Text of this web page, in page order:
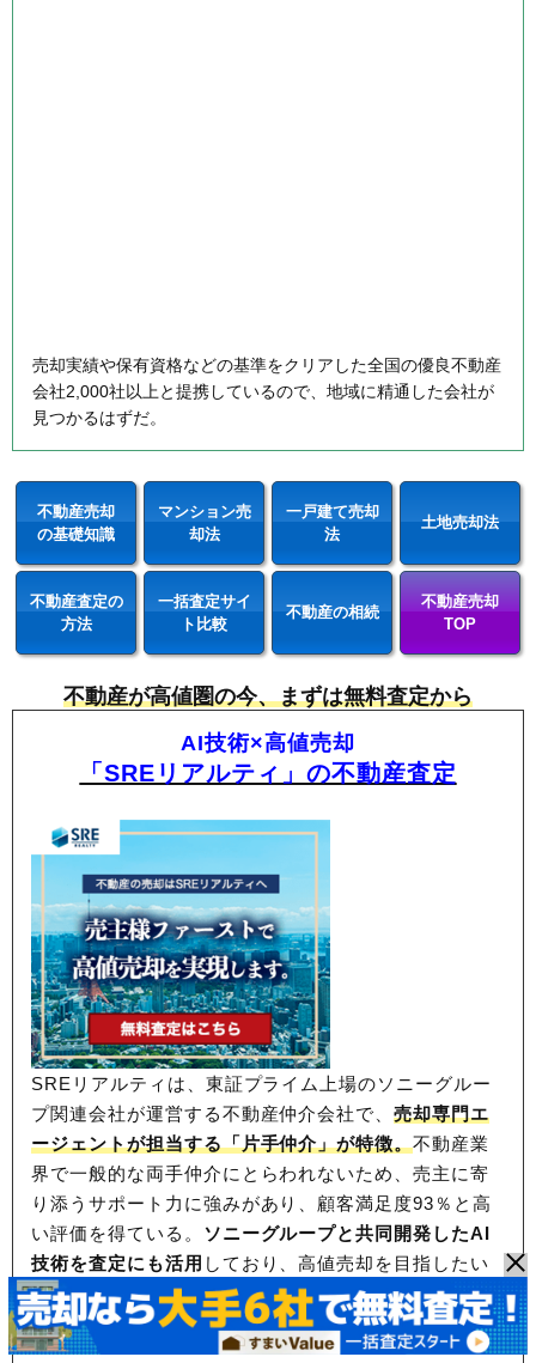
売却実績や保有資格などの基準をクリアした全国の優良不動産
会社2,000社以上と提携しているので、地域に精通した会社が
見つかるはずだ。
不動産売却
の基礎知識
マンション売
却法
一戸建て売却
法
土地売却法
不動産査定の
方法
一括査定サイ
ト比較
不動産の相続
不動産売却
TOP
不動産が高値圏の今、まずは無料査定から
AI技術×高値売却
「SREリアルティ」の不動産査定
SREリアルティは、東証プライム上場のソニーグルー
プ関連会社が運営する不動産仲介会社で、売却専門エ
ージェントが担当する「片手仲介」が特徴。不動産業
界で一般的な両手仲介にとらわれないため、売主に寄
り添うサポート力に強みがあり、顧客満足度93％と高
い評価を得ている。 ソニーグループと共同開発したAI
技術を査定にも活用 しており、高値売却を目指したい
方におすすめだ。※対応エリア：東京都、神奈川県、千葉県、埼玉
県、大阪府、兵庫県、京都府